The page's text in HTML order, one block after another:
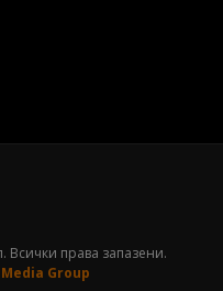
Всички права запазени.
Group